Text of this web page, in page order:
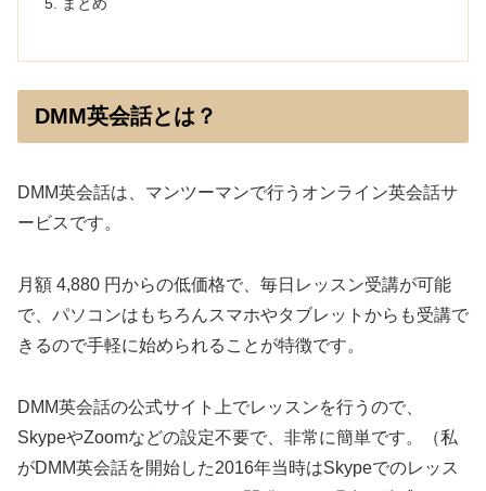
DMM英会話とは？
DMM英会話は、マンツーマンで行うオンライン英会話サ
ービスです。
月額 4,880 円からの低価格で、毎日レッスン受講が可能
で、パソコンはもちろんスマホやタブレットからも受講で
きるので手軽に始められることが特徴です。
DMM英会話の公式サイト上でレッスンを行うので、
SkypeやZoomなどの設定不要で、非常に簡単です。（私
がDMM英会話を開始した2016年当時はSkypeでのレッス